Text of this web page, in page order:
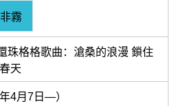
霧
珠格格歌曲：滄桑的浪漫 鎖住
天
4月7日—）